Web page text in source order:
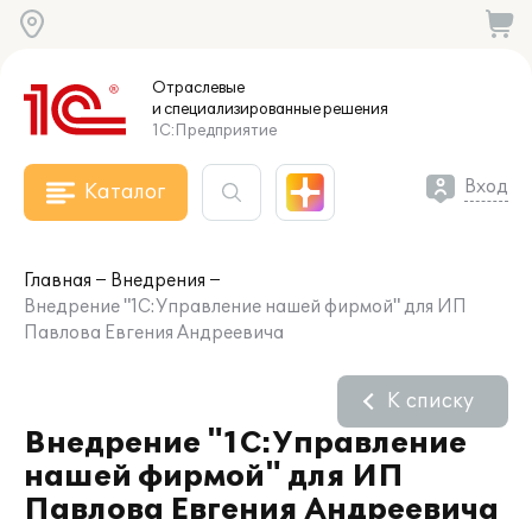
Отраслевые
и специализированныерешения
1С:Предприятие
Каталог Вход
Главная
Внедрения
Внедрение "1C:Управление нашей фирмой" для ИП
Павлова Евгения Андреевича
Внедрение "1C:Управление
нашей фирмой" для ИП
Павлова Евгения Андреевича
К списку